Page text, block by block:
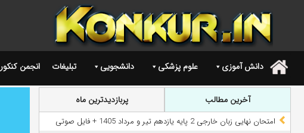
. دانش آموزی علوم پزشکی دانشجویی تبلیغات انجمن کنکور
آخرین مطالب پربازدیدترین ماه
امتحان نهایی زبان خارجی 2 پایه یازدهم تیر و مرداد 1405 + فایل صوتی